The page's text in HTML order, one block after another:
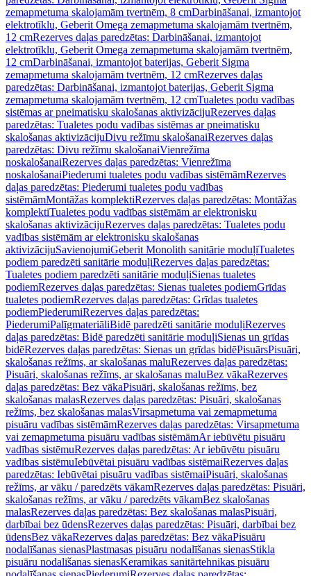
zemapmetuma skalojamām tvertnēm, 8 cmDarbināšanai, izmantojot
elektrotīklu, Geberit Omega zemapmetuma skalojamām tvertnēm,
12 cmRezerves daļas paredzētas: Darbināšanai, izmantojot
elektrotīklu, Geberit Omega zemapmetuma skalojamām tvertnēm,
12 cmDarbināšanai, izmantojot baterijas, Geberit Sigma
zemapmetuma skalojamām tvertnēm, 12 cmRezerves daļas
paredzētas: Darbināšanai, izmantojot baterijas, Geberit Sigma
zemapmetuma skalojamām tvertnēm, 12 cmTualetes podu vadības
sistēmas ar pneimatisku skalošanas aktivizācijuRezerves daļas
paredzētas: Tualetes podu vadības sistēmas ar pneimatisku
skalošanas aktivizācijuDivu režīmu skalošanaiRezerves daļas
paredzētas: Divu režīmu skalošanaiVienrežīma
noskalošanaiRezerves daļas paredzētas: Vienrežīma
noskalošanaiPiederumi tualetes podu vadības sistēmāmRezerves
daļas paredzētas: Piederumi tualetes podu vadības
sistēmāmMontāžas komplektiRezerves daļas paredzētas: Montāžas
komplektiTualetes podu vadības sistēmām ar elektronisku
skalošanas aktivizācijuRezerves daļas paredzētas: Tualetes podu
vadības sistēmām ar elektronisku skalošanas
aktivizācijuSavienojumiGeberit Monolith sanitārie moduļiTualetes
podiem paredzēti sanitārie moduļiRezerves daļas paredzētas:
Tualetes podiem paredzēti sanitārie moduļiSienas tualetes
podiemRezerves daļas paredzētas: Sienas tualetes podiemGrīdas
tualetes podiemRezerves daļas paredzētas: Grīdas tualetes
podiemPiederumiRezerves daļas paredzētas:
PiederumiPalīgmateriāliBidē paredzēti sanitārie moduļiRezerves
daļas paredzētas: Bidē paredzēti sanitārie moduļiSienas un grīdas
bidēRezerves daļas paredzētas: Sienas un grīdas bidēPisuārsPisuāri,
skalošanas režīms, ar skalošanas maluRezerves daļas paredzētas:
Pisuāri, skalošanas režīms, ar skalošanas maluBez vākaRezerves
daļas paredzētas: Bez vākaPisuāri, skalošanas režīms, bez
skalošanas malasRezerves daļas paredzētas: Pisuāri, skalošanas
režīms, bez skalošanas malasVirsapmetuma vai zemapmetuma
pisuāru vadības sistēmāmRezerves daļas paredzētas: Virsapmetuma
vai zemapmetuma pisuāru vadības sistēmāmAr iebūvētu pisuāru
vadības sistēmuRezerves daļas paredzētas: Ar iebūvētu pisuāru
vadības sistēmuIebūvētai pisuāru vadības sistēmaiRezerves daļas
paredzētas: Iebūvētai pisuāru vadības sistēmaiPisuāri, skalošanas
režīms, ar vāku / paredzēts vākamRezerves daļas paredzētas: Pisuāri,
skalošanas režīms, ar vāku / paredzēts vākamBez skalošanas
malasRezerves daļas paredzētas: Bez skalošanas malasPisuāri,
darbībai bez ūdensRezerves daļas paredzētas: Pisuāri, darbībai bez
ūdensBez vākaRezerves daļas paredzētas: Bez vākaPisuāru
nodalīšanas sienasPlastmasas pisuāru nodalīšanas sienasStikla
pisuāru nodalīšanas sienasKeramikas sanitārtehnikas pisuāru